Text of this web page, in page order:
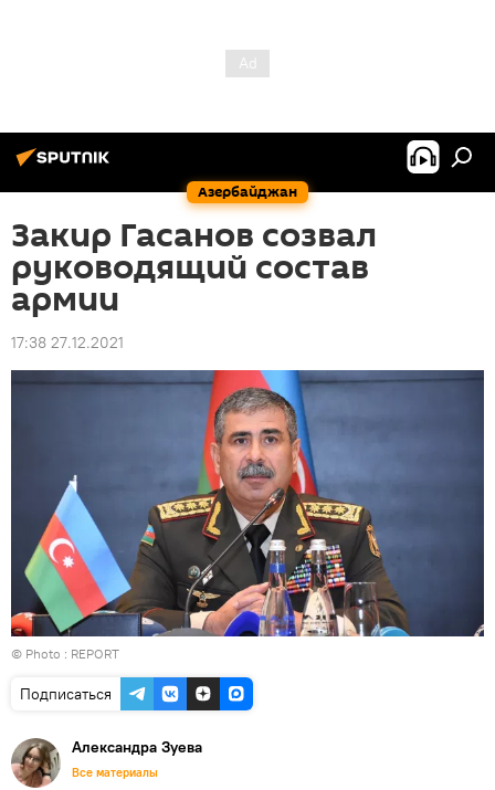
Азербайджан
Закир Гасанов созвал
руководящий состав
армии
17:38 27.12.2021
© Photo : REPORT
Подписаться
Александра Зуева
Все материалы